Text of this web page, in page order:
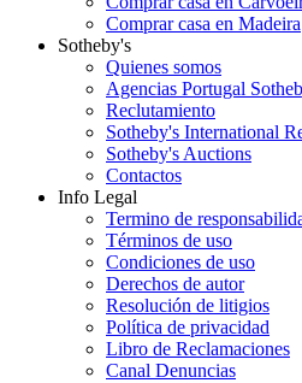
Comprar casa en Madeira
Sotheby's
Quienes somos
Agencias Portugal
Reclutamiento
Sotheby's International
Sotheby's Auctions
Contactos
Info Legal
Termino de
Términos de uso
Condiciones de uso
Derechos de autor
Resolución de litigios
Política de privacidad
Libro de Reclamaciones
Canal Denuncias